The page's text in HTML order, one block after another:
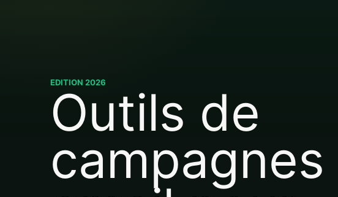
EDITION 2026
Outils de
campagnes